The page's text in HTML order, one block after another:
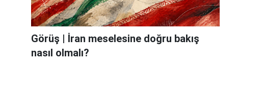
Görüş | İran meselesine doğru bakış
nasıl olmalı?